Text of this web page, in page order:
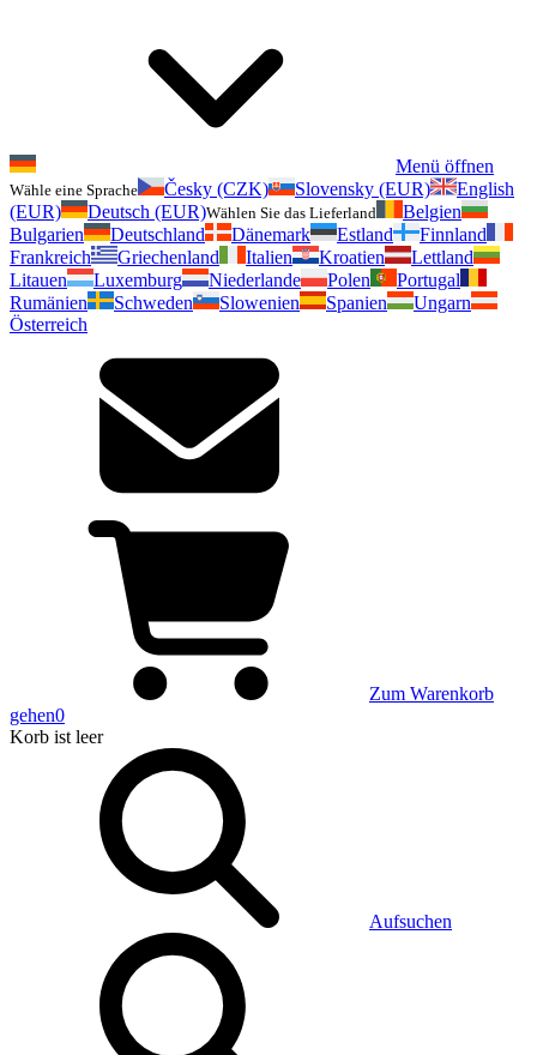
Menü öffnen
Wähle eine Sprache Česky (CZK) Slovensky (EUR)
English
(EUR)
Deutsch (EUR)Wählen Sie das Lieferland
Belgien
Bulgarien
Deutschland Dänemark Estland
Finnland
Frankreich
Griechenland Italien Kroatien
Lettland
Litauen
Luxemburg Niederlande Polen
Portugal
Rumänien
Schweden Slowenien Spanien
Ungarn
Österreich
Zum Warenkorb
gehen0
Korb ist leer
Aufsuchen